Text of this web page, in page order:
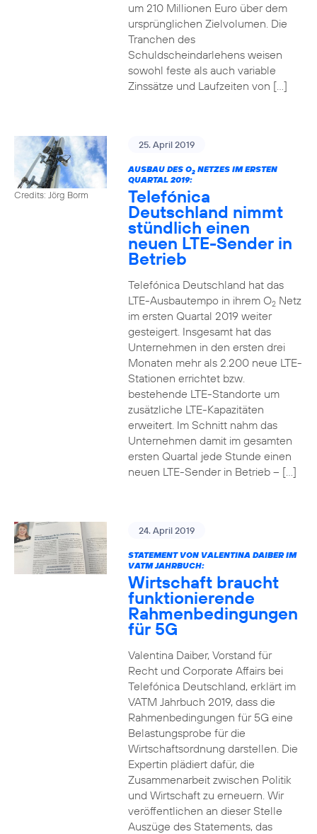
um 210 Millionen Euro über dem
ursprünglichen Zielvolumen. Die
Tranchen des
Schuldscheindarlehens weisen
sowohl feste als auch variable
Zinssätze und Laufzeiten von […]
Credits: Jörg Borm
25. April 2019
AUSBAU DES O2NETZES IM ERSTEN
QUARTAL 2019:
Telefónica
Deutschland nimmt
stündlich einen
neuen LTE-Sender in
Betrieb
Telefónica Deutschland hat das
LTE-Ausbautempo in ihrem O2Netz
im ersten Quartal 2019 weiter
gesteigert. Insgesamt hat das
Unternehmen in den ersten drei
Monaten mehr als 2.200 neue LTE-
Stationen errichtet bzw.
bestehende LTE-Standorte um
zusätzliche LTE-Kapazitäten
erweitert. Im Schnitt nahm das
Unternehmen damit im gesamten
ersten Quartal jede Stunde einen
neuen LTE-Sender in Betrieb – […]
24. April 2019
STATEMENT VON VALENTINA DAIBER IM
VATM JAHRBUCH:
Wirtschaft braucht
funktionierende
Rahmenbedingungen
für 5G
Valentina Daiber, Vorstand für
Recht und Corporate Affairs bei
Telefónica Deutschland, erklärt im
VATM Jahrbuch 2019, dass die
Rahmenbedingungen für 5G eine
Belastungsprobe für die
Wirtschaftsordnung darstellen. Die
Expertin plädiert dafür, die
Zusammenarbeit zwischen Politik
und Wirtschaft zu erneuern. Wir
veröffentlichen an dieser Stelle
Auszüge des Statements, das